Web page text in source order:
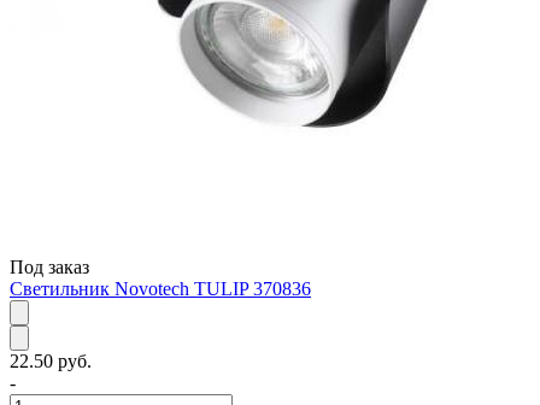
Под заказ
Светильник Novotech TULIP 370836
22.50 руб.
-